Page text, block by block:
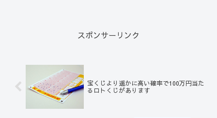
スポンサーリンク
宝くじより遥かに高い確率で100万円当た
るロトくじがあります